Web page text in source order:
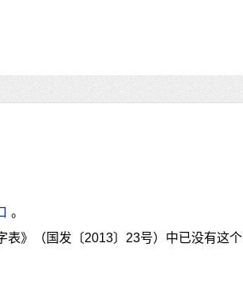
。
表》（国发〔2013〕23号）中已没有这个